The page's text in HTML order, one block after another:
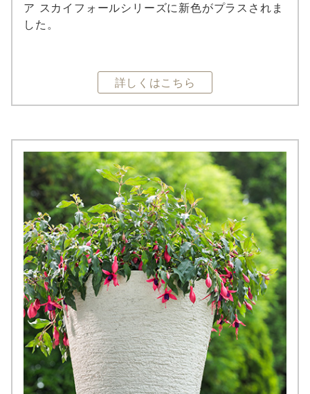
ア スカイフォールシリーズに新色がプラスされま
した。
詳しくはこちら